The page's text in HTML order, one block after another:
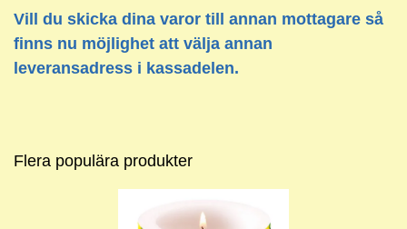
Vill du skicka dina varor till annan mottagare så
finns nu möjlighet att välja annan
leveransadress i kassadelen.
Flera populära produkter